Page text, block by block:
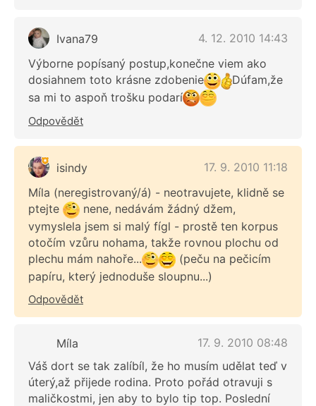
Ivana79
4. 12. 2010 14:43
Výborne popísaný postup,konečne viem ako
dosiahnem toto krásne zdobenie
Dúfam,že
sa mi to aspoň trošku podarí
Odpovědět
isindy
17. 9. 2010 11:18
Míla (neregistrovaný/á) - neotravujete, klidně se
ptejte
nene, nedávám žádný džem,
vymyslela jsem si malý fígl - prostě ten korpus
otočím vzůru nohama, takže rovnou plochu od
plechu mám nahoře...
(peču na pečicím
papíru, který jednoduše sloupnu...)
Odpovědět
Míla
17. 9. 2010 08:48
Váš dort se tak zalíbíl, že ho musím udělat teď v
úterý,až přijede rodina. Proto pořád otravuji s
maličkostmi, jen aby to bylo tip top. Poslední